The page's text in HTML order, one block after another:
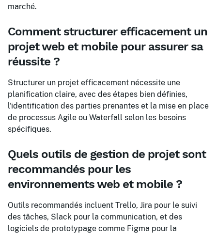
marché.
Comment structurer efficacement un
projet web et mobile pour assurer sa
réussite ?
Structurer un projet efficacement nécessite une
planification claire, avec des étapes bien définies,
l'identification des parties prenantes et la mise en place
de processus Agile ou Waterfall selon les besoins
spécifiques.
Quels outils de gestion de projet sont
recommandés pour les
environnements web et mobile ?
Outils recommandés incluent Trello, Jira pour le suivi
des tâches, Slack pour la communication, et des
logiciels de prototypage comme Figma pour la